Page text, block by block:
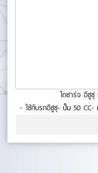
- ใช้กับรถอีซูซุ- ปั๊ม 50
มาตรฐ